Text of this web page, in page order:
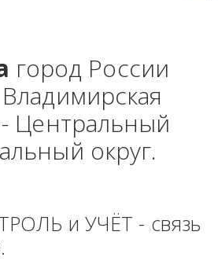
город России
Центральный
округ.
и УЧЁТ - связь